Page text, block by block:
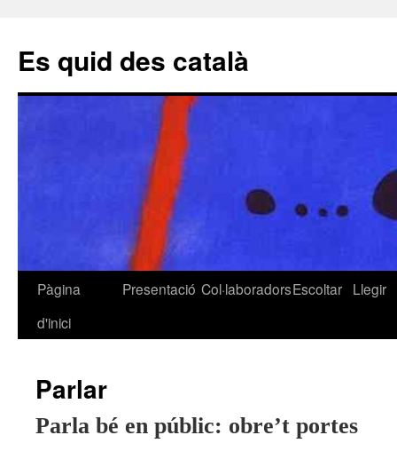
Es quid des català
Vés
Pàgina
d'inici
Presentació Col·laboradorsEscoltar Llegir
Parlar
Parla bé en públic: obre’t portes